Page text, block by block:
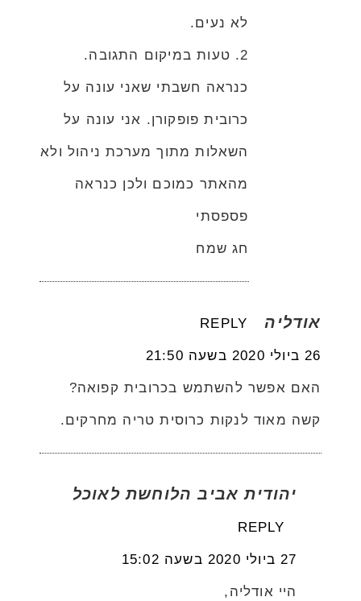
לא נעים.
2. טעות במיקום התגובה.
כנראה חשבתי שאני עונה על
כרובית פופקורן. אני עונה על
השאלות מתוך מערכת ניהול ולא
מהאתר כמוכם ולכן כנראה
פספסתי
חג שמח
אודליה REPLY
26 ביולי 2020 בשעה 21:50
האם אפשר להשתמש בכרובית קפואה?
קשה מאוד לנקות כרוסית טריה מחרקים.
יהודית אביב הלוחשת לאוכל
REPLY
27 ביולי 2020 בשעה 15:02
היי אודליה,